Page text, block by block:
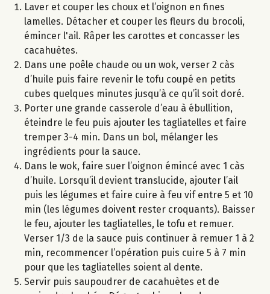
Laver et couper les choux et l’oignon en fines
lamelles. Détacher et couper les fleurs du brocoli,
émincer l'ail. Râper les carottes et concasser les
cacahuètes.
Dans une poêle chaude ou un wok, verser 2 càs
d’huile puis faire revenir le tofu coupé en petits
cubes quelques minutes jusqu’à ce qu’il soit doré.
Porter une grande casserole d’eau à ébullition,
éteindre le feu puis ajouter les tagliatelles et faire
tremper 3-4 min. Dans un bol, mélanger les
ingrédients pour la sauce.
Dans le wok, faire suer l’oignon émincé avec 1 càs
d’huile. Lorsqu’il devient translucide, ajouter l’ail
puis les légumes et faire cuire à feu vif entre 5 et 10
min (les légumes doivent rester croquants). Baisser
le feu, ajouter les tagliatelles, le tofu et remuer.
Verser 1/3 de la sauce puis continuer à remuer 1 à 2
min, recommencer l’opération puis cuire 5 à 7 min
pour que les tagliatelles soient al dente.
Servir puis saupoudrer de cacahuètes et de